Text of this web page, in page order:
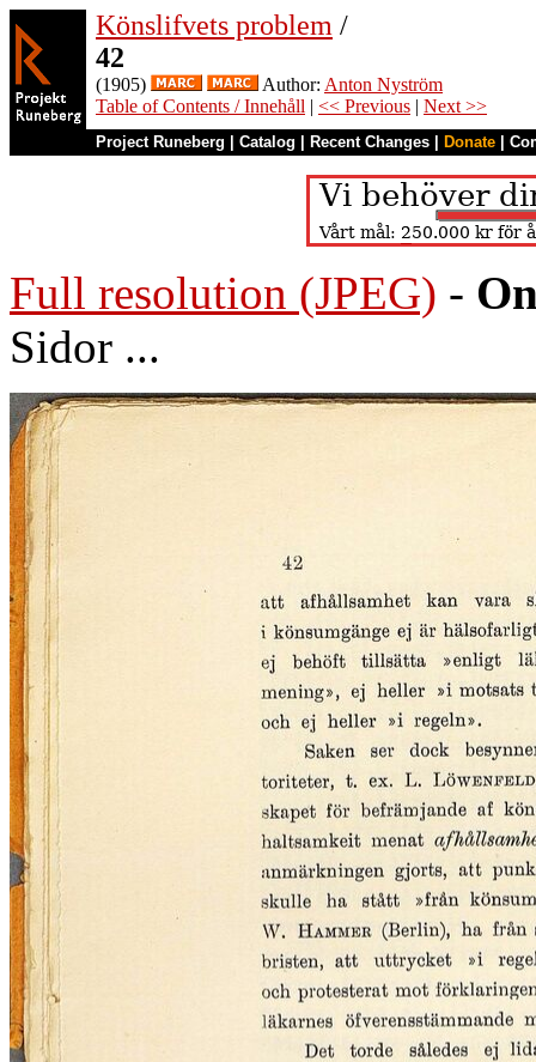
Könslifvets problem /
42
(1905) Author: Anton Nyström
Table of Contents / Innehåll | << Previous | Next >>
Project Runeberg Catalog Recent Changes Donate
Full resolution (JPEG) -
Sidor ...